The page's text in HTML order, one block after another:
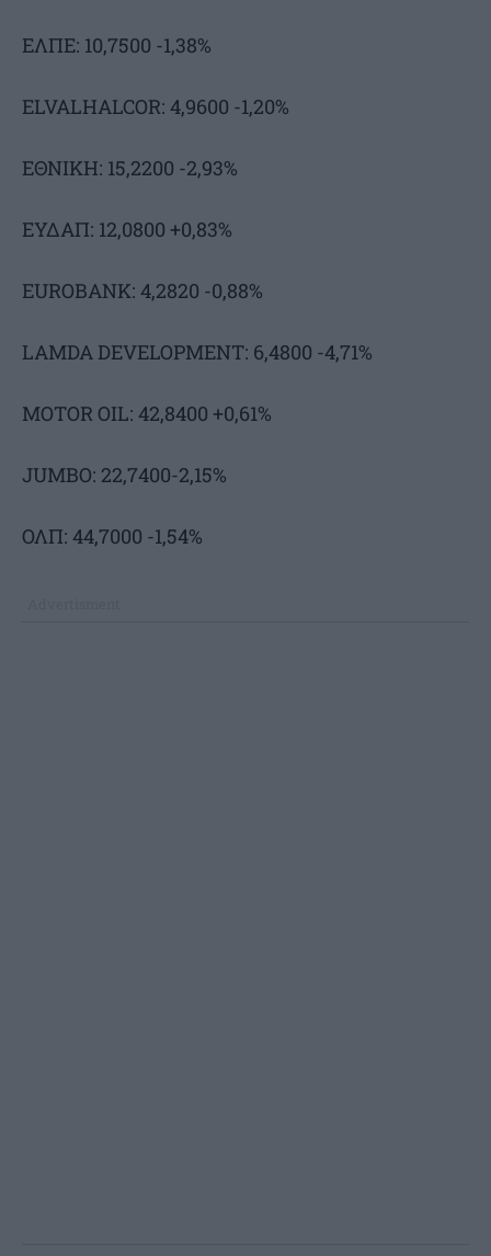
ΕΛΠΕ: 10,7500 -1,38%
ELVALHALCOR: 4,9600 -1,20%
ΕΘΝΙΚΗ: 15,2200 -2,93%
ΕΥΔΑΠ: 12,0800 +0,83%
EUROBANK: 4,2820 -0,88%
LAMDA DEVELOPMENT: 6,4800 -4,71%
MOTOR OIL: 42,8400 +0,61%
JUMBO: 22,7400-2,15%
ΟΛΠ: 44,7000 -1,54%